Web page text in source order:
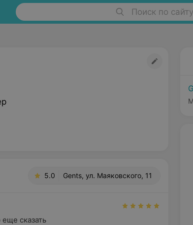
Поиск по сайту
5.0 Gents, ул. Маяковского, 11
сказать